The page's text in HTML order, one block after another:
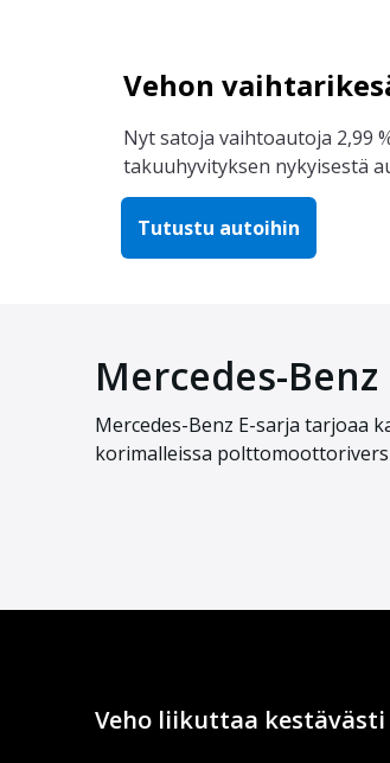
Vehon
Nyt satoja vaihtoautoja 2,99
takuuhyvityksen nykyisestä
Tutustu autoihin
Mercedes-Benz
Mercedes-Benz E-sarja tarjoaa
korimalleissa
Veho liikuttaa kestävästi